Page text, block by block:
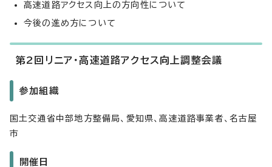
高速道路アクセス向上の方向性について
今後の進め方について
第2回リニア・高速道路アクセス向上調整会議
参加組織
国土交通省中部地方整備局、愛知県、高速道路事業者、名古屋
市
開催日